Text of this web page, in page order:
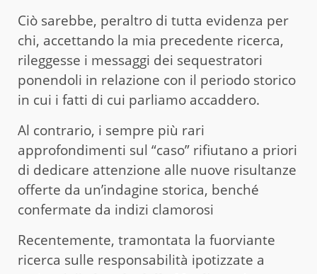
Ciò sarebbe, peraltro di tutta evidenza per
chi, accettando la mia precedente ricerca,
rileggesse i messaggi dei sequestratori
ponendoli in relazione con il periodo storico
in cui i fatti di cui parliamo accaddero.
Al contrario, i sempre più rari
approfondimenti sul “caso” rifiutano a priori
di dedicare attenzione alle nuove risultanze
offerte da un’indagine storica, benché
confermate da indizi clamorosi
Recentemente, tramontata la fuorviante
ricerca sulle responsabilità ipotizzate a